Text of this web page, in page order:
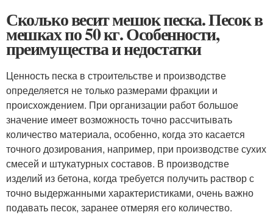
Сколько весит мешок песка. Песок в
мешках по 50 кг. Особенности,
преимущества и недостатки
Ценность песка в строительстве и производстве
определяется не только размерами фракции и
происхождением. При организации работ большое
значение имеет возможность точно рассчитывать
количество материала, особенно, когда это касается
точного дозирования, например, при производстве сухих
смесей и штукатурных составов. В производстве
изделий из бетона, когда требуется получить раствор с
точно выдержанными характеристиками, очень важно
подавать песок, заранее отмеряя его количество.